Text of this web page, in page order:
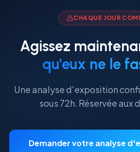
CHAQUE JOUR
Agissez
qu'eux ne le
Une analyse d'exposition
sous 72h. Réservée aux
Demander votre analyse